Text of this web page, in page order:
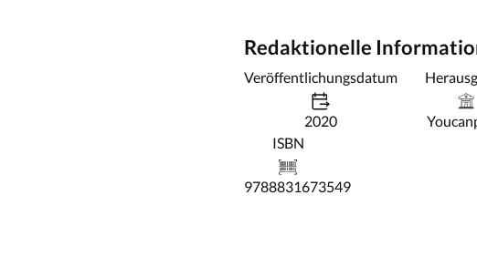
Redaktionelle
Veröffentlichungsdatum
2020
ISBN
9788831673549